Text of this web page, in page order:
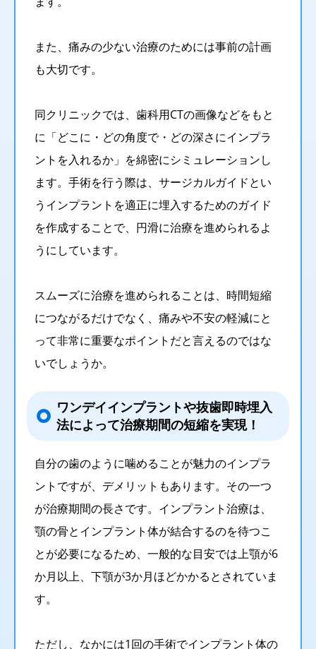
また、痛みの少ない治療のためには事前の計画
も大切です。
同クリニックでは、歯科用CTの画像などをもと
に「どこに・どの角度で・どの深さにインプラ
ントを入れるか」を綿密にシミュレーションし
ます。手術を行う際は、サージカルガイドとい
うインプラントを適正に埋入するためのガイド
を作成することで、円滑に治療を進められるよ
うにしています。
スムーズに治療を進められることは、時間短縮
につながるだけでなく、痛みや不安の軽減にと
って非常に重要なポイントだと言えるのではな
いでしょうか。
ワンデイインプラントや抜歯即時埋入
法によって治療期間の短縮を実現！
自分の歯のように噛めることが魅力のインプラ
ントですが、デメリットもあります。その一つ
が治療期間の長さです。インプラント治療は、
顎の骨とインプラント体が結合するのを待つこ
とが必要になるため、一般的な目安では上顎が6
か月以上、下顎が3か月ほどかかるとされていま
す。
ただし、なかには1回の手術でインプラント体の